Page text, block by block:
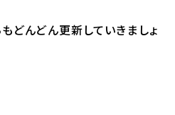
どんどん更新していきましょ